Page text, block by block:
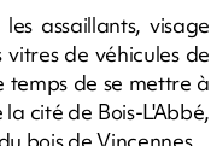
assaillants, visage
de véhicules de
temps de se mettre à
cité de Bois-L'Abbé,
bois de Vincennes.